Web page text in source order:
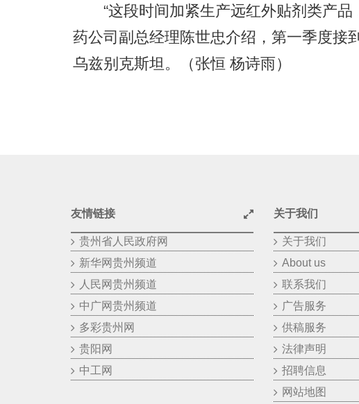
“这段时间加紧生产远红外贴剂类产品
药公司副总经理陈世忠介绍，第一季度接
乌兹别克斯坦。（张恒 杨诗雨）
友情链接
贵州省人民政府网
新华网贵州频道
人民网贵州频道
中广网贵州频道
多彩贵州网
贵阳网
中工网
关于我们
关于我们
About us
联系我们
广告服务
供稿服务
法律声明
招聘信息
网站地图